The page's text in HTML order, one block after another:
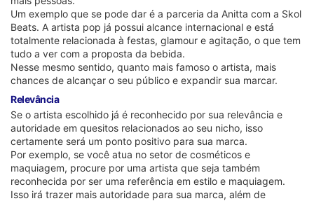
Um exemplo que se pode dar é a parceria da Anitta com a Skol
Beats. A artista pop já possui alcance internacional e está
totalmente relacionada à festas, glamour e agitação, o que tem
tudo a ver com a proposta da bebida.
Nesse mesmo sentido, quanto mais famoso o artista, mais
chances de alcançar o seu público e expandir sua marcar.
Relevância
Se o artista escolhido já é reconhecido por sua relevância e
autoridade em quesitos relacionados ao seu nicho, isso
certamente será um ponto positivo para sua marca.
Por exemplo, se você atua no setor de cosméticos e
maquiagem, procure por uma artista que seja também
reconhecida por ser uma referência em estilo e maquiagem.
Isso irá trazer mais autoridade para sua marca, além de